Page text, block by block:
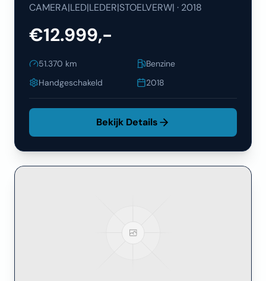
CAMERA|LED|LEDER|STOELVERW| · 2018
€12.999,-
51.370 km
Benzine
Handgeschakeld
2018
Bekijk Details